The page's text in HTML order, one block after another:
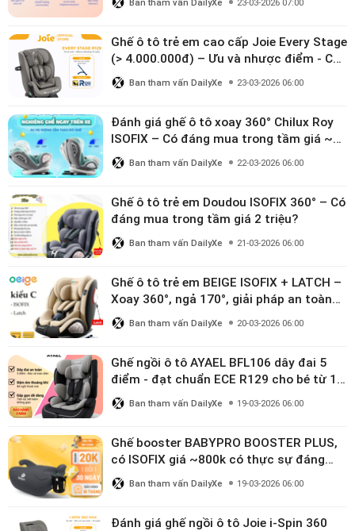
Ban tham vấn DailyXe 23-03-2026 07:00
Ghế ô tô trẻ em cao cấp Joie Every Stage
(> 4.000.000đ) – Ưu và nhược điểm - Có
đáng đầu tư cho bé từ 0–12 tuổi?
Ban tham vấn DailyXe 23-03-2026 06:00
Đánh giá ghế ô tô xoay 360° Chilux Roy
ISOFIX – Có đáng mua trong tầm giá ~3
triệu
Ban tham vấn DailyXe 22-03-2026 06:00
Ghế ô tô trẻ em Doudou ISOFIX 360° – Có
đáng mua trong tầm giá 2 triệu?
Ban tham vấn DailyXe 21-03-2026 06:00
Ghế ô tô trẻ em BEIGE ISOFIX + LATCH –
Xoay 360°, ngả 170°, giải pháp an toàn
linh hoạt cho bé 0–10 tuổi
Ban tham vấn DailyXe 20-03-2026 06:00
Ghế ngồi ô tô AYAEL BFL106 dây đai 5
điểm - đạt chuẩn ECE R129 cho bé từ 1–
10 tuổi
Ban tham vấn DailyXe 19-03-2026 06:00
Ghế booster BABYPRO BOOSTER PLUS,
có ISOFIX giá ~800k có thực sự đáng
mua?
Ban tham vấn DailyXe 19-03-2026 06:00
Đánh giá ghế ngồi ô tô Joie i-Spin 360